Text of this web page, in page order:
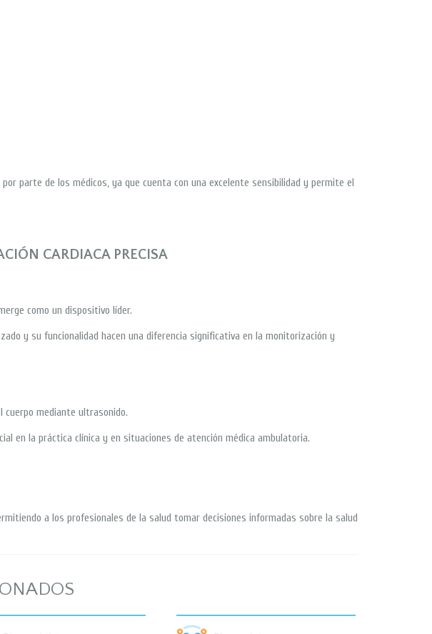
parte de los médicos, ya que cuenta con una excelente sensibilidad y permite el
CARDIACA PRECISA
como un dispositivo líder.
y su funcionalidad hacen una diferencia significativa en la monitorización y
cuerpo mediante ultrasonido.
en la práctica clínica y en situaciones de atención médica ambulatoria.
a los profesionales de la salud tomar decisiones informadas sobre la salud